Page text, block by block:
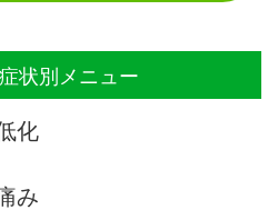
状別メニュー
化
み